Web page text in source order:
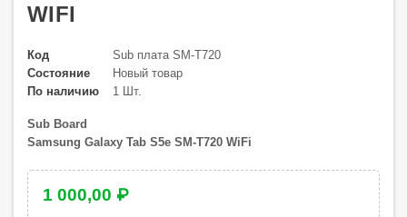
WIFI
Код
Sub плата SM-T720
Состояние
Новый товар
По наличию
1 Шт.
Sub Board
Samsung Galaxy Tab S5e SM-T720 WiFi
1 000,00 ₽